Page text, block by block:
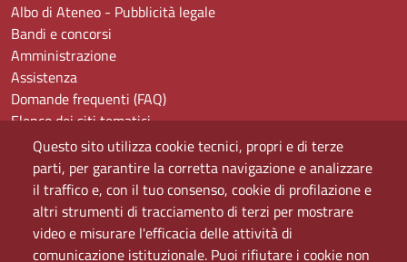
Questo sito utilizza cookie tecnici, propri e di terze
parti, per garantire la corretta navigazione e analizzare
il traffico e, con il tuo consenso, cookie di profilazione e
altri strumenti di tracciamento di terzi per mostrare
video e misurare l'efficacia delle attività di
comunicazione istituzionale. Puoi rifiutare i cookie non
Albo di Ateneo - Pubblicità legale
Bandi e concorsi
Amministrazione
Assistenza
Domande frequenti (FAQ)
Elenco dei siti tematici
Mappa del sito
PEC
Rete Wi-Fi Eduroam
Servizio Proxy
Guida all’uso del portale